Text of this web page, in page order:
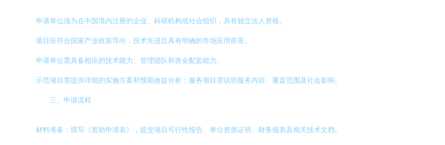
申请单位须为在中国境内注册的企业、科研机构或社会组织，具有独立法人资格。
项目应符合国家产业政策导向，技术先进且具有明确的市场应用前景。
申请单位需具备相应的技术能力、管理团队和资金配套能力。
示范项目需提供详细的实施方案和预期效益分析；服务项目需说明服务内容、覆盖范围及社会影响。
三、申请流程
材料准备：填写《资助申请表》，提交项目可行性报告、单位资质证明、财务报表及相关技术文档。